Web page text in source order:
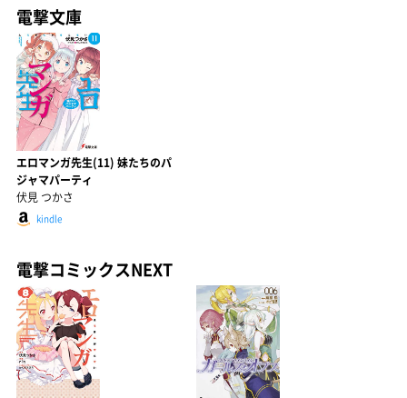
電撃文庫
エロマンガ先生(11) 妹たちのパ
ジャマパーティ
伏見 つかさ
kindle
電撃コミックスNEXT